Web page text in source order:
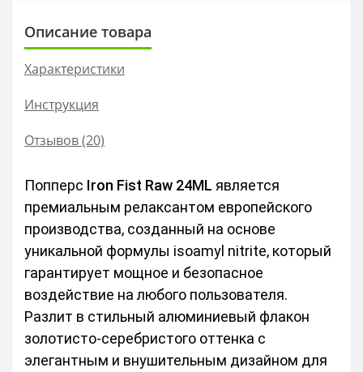
Описание товара
Характеристики
Инструкция
Отзывов (20)
Попперс Iron Fist Raw 24ML является
премиальным релаксантом европейского
производства, созданный на основе
уникальной формулы isoamyl nitrite, который
гарантирует мощное и безопасное
воздействие на любого пользователя.
Разлит в стильный алюминиевый флакон
золотисто-серебристого оттенка с
элегантным и внушительным дизайном для